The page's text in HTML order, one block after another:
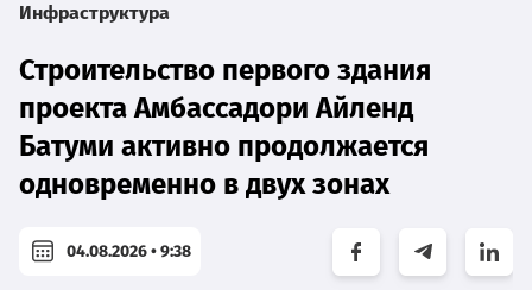
Инфраструктура
Строительство первого здания
проекта Амбассадори Айленд
Батуми активно продолжается
одновременно в двух зонах
04.08.2026 • 9:38